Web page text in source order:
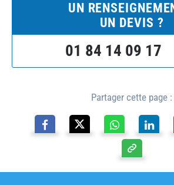
UN
UN DEVIS ?
01 84 14 09 17
Partager cette page :